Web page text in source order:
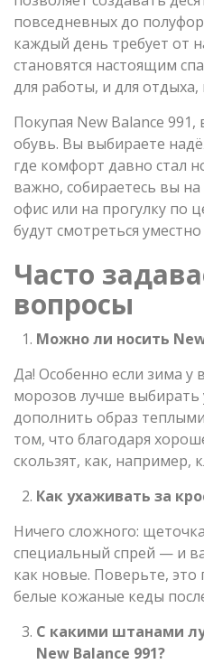
повседневных до
каждый день требует от
становятся настоящим
для работы, и для отдыха,
Покупая New Balance
обувь. Вы выбираете
где комфорт давно стал
важно, собираетесь вы на
офис или на прогулку по
будут смотреться
Часто
вопросы
Можно ли носить
Да! Особенно если зима у
морозов лучше выбирать
дополнить образ
том, что благодаря
скользят, как, например,
Как ухаживать за
Ничего сложного:
специальный спрей — и
как новые. Поверьте,
белые кожаные кеды
С какими штанами
New Balance 991?